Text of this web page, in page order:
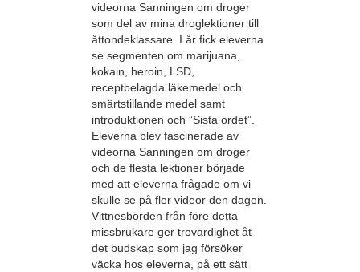
videorna Sanningen om droger
som del av mina droglektioner till
åttondeklassare. I år fick eleverna
se segmenten om marijuana,
kokain, heroin, LSD,
receptbelagda läkemedel och
smärtstillande medel samt
introduktionen och ”Sista ordet”.
Eleverna blev fascinerade av
videorna Sanningen om droger
och de flesta lektioner började
med att eleverna frågade om vi
skulle se på fler videor den dagen.
Vittnesbörden från före detta
missbrukare ger trovärdighet åt
det budskap som jag försöker
väcka hos eleverna, på ett sätt